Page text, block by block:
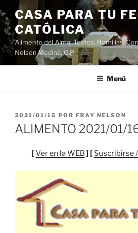
Saltar
al
contenido
CASA PARA TU FE
CATÓLICA
Alimento del Alma: Textos, Homilias,
Nelson Medina, O.P.
Menú
PUBLICADO
EL
2021/01/15 POR FRAY NELSON
ALIMENTO 2021/01/
[Ver en la WEB] [ Suscribirse